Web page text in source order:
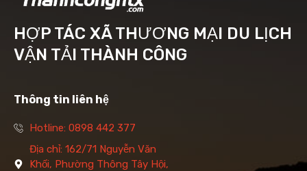
HỢP TÁC XÃ THƯƠNG MẠI DU LỊCH
VẬN TẢI THÀNH CÔNG
Thông tin liên hệ
Hotline: 0898 442 377
Địa chỉ: 162/71 Nguyễn Văn
Khối, Phường Thông Tây Hội,